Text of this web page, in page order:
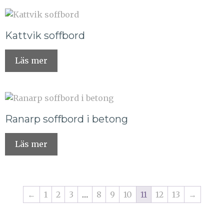
Kattvik soffbord
Läs mer
Ranarp soffbord i betong
Läs mer
← 1 2 3 … 8 9 10 11 12 13 →